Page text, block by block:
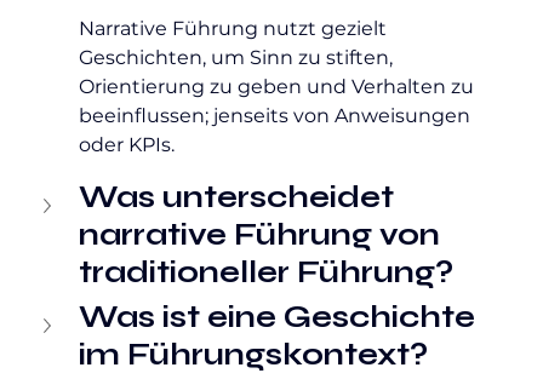
Narrative Führung nutzt gezielt
Geschichten, um Sinn zu stiften,
Orientierung zu geben und Verhalten zu
beeinflussen; jenseits von Anweisungen
oder KPIs.
Was unterscheidet
narrative Führung von
traditioneller Führung?
Was ist eine Geschichte
im Führungskontext?